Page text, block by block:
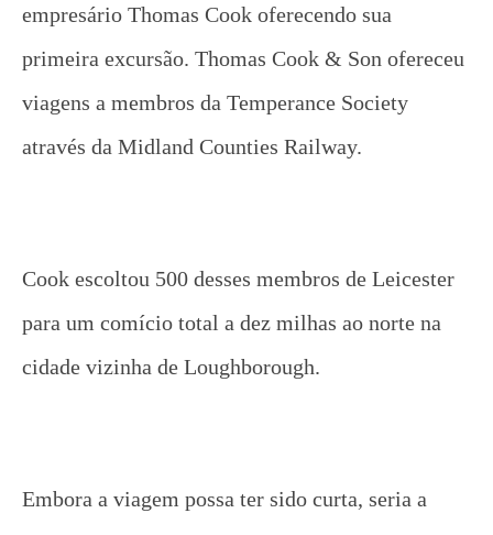
empresário Thomas Cook oferecendo sua
primeira excursão. Thomas Cook & Son ofereceu
viagens a membros da Temperance Society
através da Midland Counties Railway.
Cook escoltou 500 desses membros de Leicester
para um comício total a dez milhas ao norte na
cidade vizinha de Loughborough.
Embora a viagem possa ter sido curta, seria a